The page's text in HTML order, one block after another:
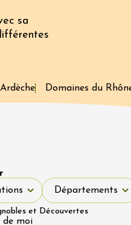
sa
Domaines du
moi
Départements
Départements
et Découvertes